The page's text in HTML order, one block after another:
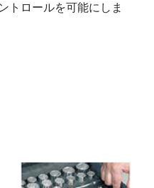
トロールを可能にしま